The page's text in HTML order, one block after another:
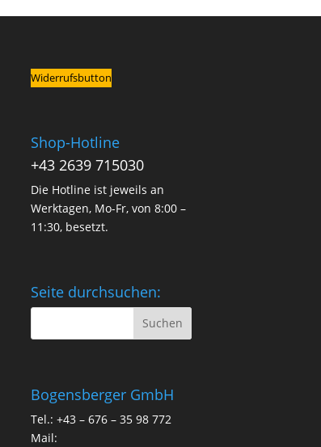
Widerrufsbutton
Shop-Hotline
+43 2639 715030
Die Hotline ist jeweils an
Werktagen, Mo-Fr, von 8:00 –
11:30, besetzt.
Seite durchsuchen:
Bogensberger GmbH
Tel.: +43 – 676 – 35 98 772
Mail: